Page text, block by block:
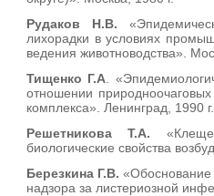
Рудаков Н.В.
лихорадки в
ведения животноводства».
Тищенко Г.А .
отношении
комплекса». Ленинград, 1990 г.
Решетникова Т.А.
биологические свойства
Березкина Г.В. «Обоснование
надзора за листериозной